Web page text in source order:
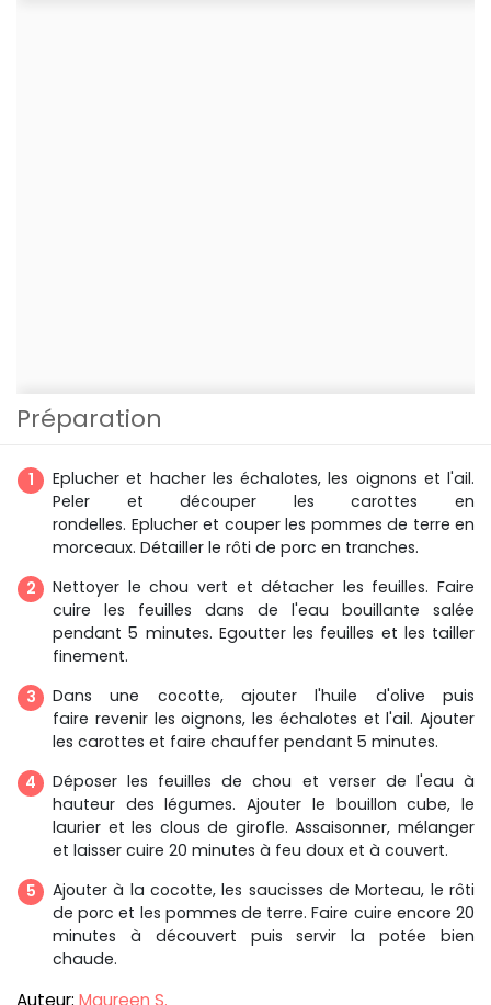
Préparation
Eplucher et hacher les échalotes, les oignons et l'ail.
Peler et découper les carottes en
rondelles. Eplucher et couper les pommes de terre en
morceaux. Détailler le rôti de porc en tranches.
Nettoyer le chou vert et détacher les feuilles. Faire
cuire les feuilles dans de l'eau bouillante salée
pendant 5 minutes. Egoutter les feuilles et les tailler
finement.
Dans une cocotte, ajouter l'huile d'olive puis
faire revenir les oignons, les échalotes et l'ail. Ajouter
les carottes et faire chauffer pendant 5 minutes.
Déposer les feuilles de chou et verser de l'eau à
hauteur des légumes. Ajouter le bouillon cube, le
laurier et les clous de girofle. Assaisonner, mélanger
et laisser cuire 20 minutes à feu doux et à couvert.
Ajouter à la cocotte, les saucisses de Morteau, le rôti
de porc et les pommes de terre. Faire cuire encore 20
minutes à découvert puis servir la potée bien
chaude.
Auteur: Maureen S.